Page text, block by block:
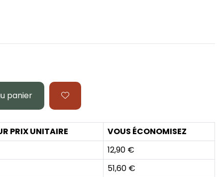
panier
PRIX UNITAIRE
VOUS ÉCONOMISEZ
12,90 €
51,60 €